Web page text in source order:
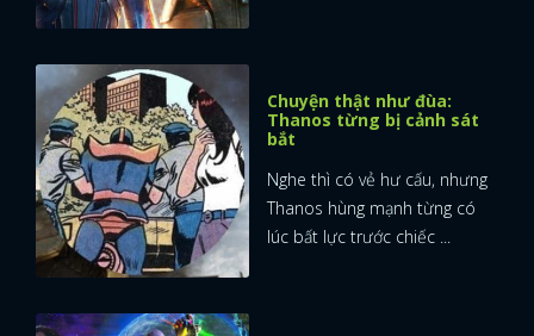
Chuyện thật như đùa:
Thanos từng bị cảnh sát
bắt
Nghe thì có vẻ hư cấu, nhưng
Thanos hùng mạnh từng có
lúc bất lực trước chiếc ...